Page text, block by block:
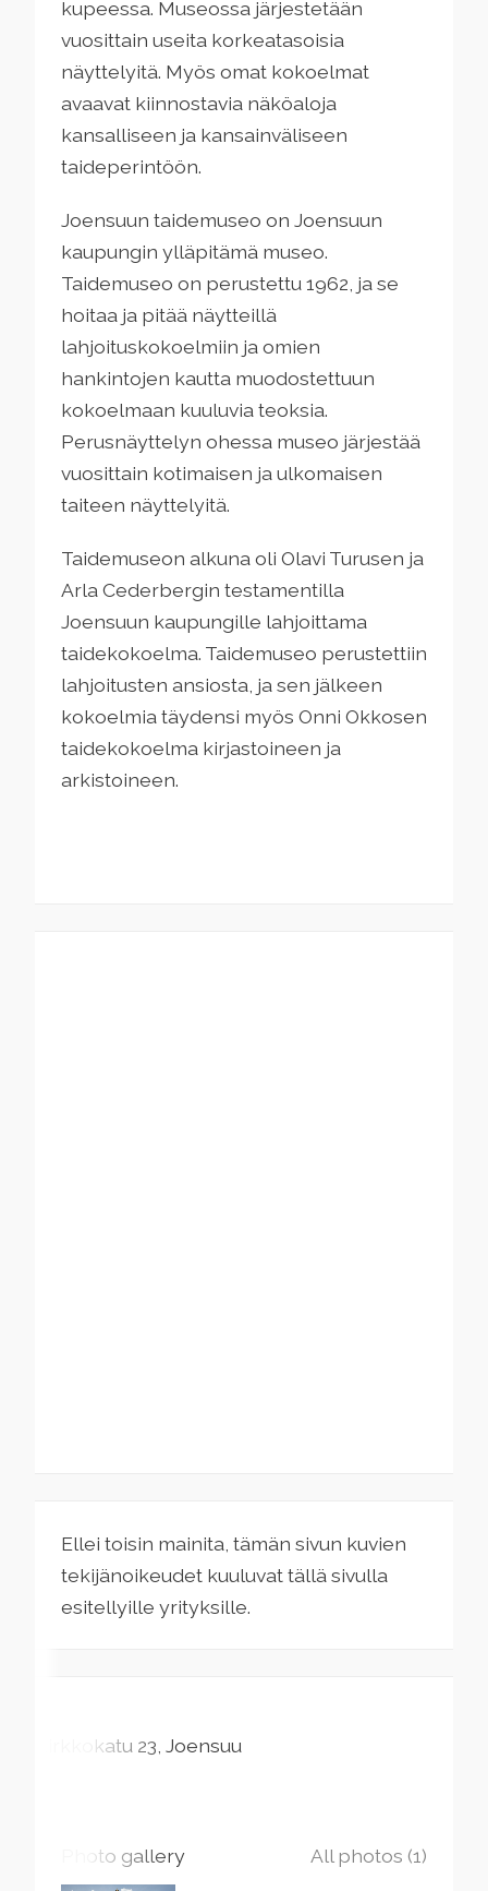
kupeessa. Museossa järjestetään
vuosittain useita korkeatasoisia
näyttelyitä. Myös omat kokoelmat
avaavat kiinnostavia näköaloja
kansalliseen ja kansainväliseen
taideperintöön.
Joensuun taidemuseo on Joensuun
kaupungin ylläpitämä museo.
Taidemuseo on perustettu 1962, ja se
hoitaa ja pitää näytteillä
lahjoituskokoelmiin ja omien
hankintojen kautta muodostettuun
kokoelmaan kuuluvia teoksia.
Perusnäyttelyn ohessa museo järjestää
vuosittain kotimaisen ja ulkomaisen
taiteen näyttelyitä.
Taidemuseon alkuna oli Olavi Turusen ja
Arla Cederbergin testamentilla
Joensuun kaupungille lahjoittama
taidekokoelma. Taidemuseo perustettiin
lahjoitusten ansiosta, ja sen jälkeen
kokoelmia täydensi myös Onni Okkosen
taidekokoelma kirjastoineen ja
arkistoineen.
Ellei toisin mainita, tämän sivun kuvien
tekijänoikeudet kuuluvat tällä sivulla
esitellyille yrityksille.
Kirkkokatu 23 Joensuu
Photo gallery All photos (1)